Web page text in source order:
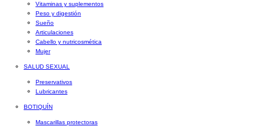
Vitaminas y suplementos
Peso y digestión
Sueño
Articulaciones
Cabello y nutricosmética
Mujer
SALUD SEXUAL
Preservativos
Lubricantes
BOTIQUÍN
Mascarillas protectoras